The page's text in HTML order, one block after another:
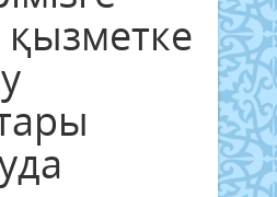
қызметке